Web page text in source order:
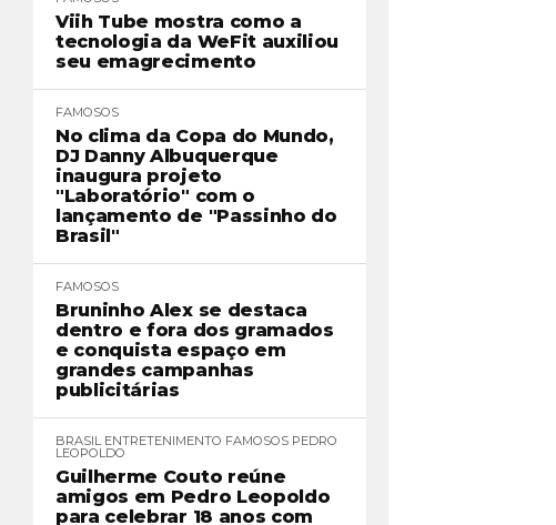
Viih Tube mostra como a
tecnologia da WeFit auxiliou
seu emagrecimento
FAMOSOS
No clima da Copa do Mundo,
DJ Danny Albuquerque
inaugura projeto
"Laboratório" com o
lançamento de "Passinho do
Brasil"
FAMOSOS
Bruninho Alex se destaca
dentro e fora dos gramados
e conquista espaço em
grandes campanhas
publicitárias
BRASIL ENTRETENIMENTO FAMOSOS PEDRO
LEOPOLDO
Guilherme Couto reúne
amigos em Pedro Leopoldo
para celebrar 18 anos com